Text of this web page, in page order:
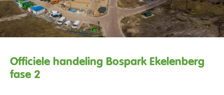
Officiele handeling Bospark Ekelenberg
fase 2